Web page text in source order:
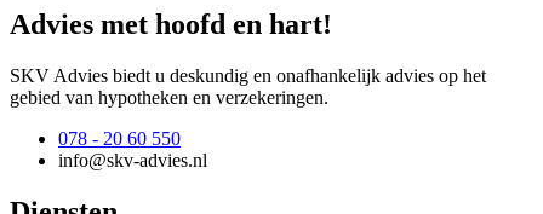
Advies met hoofd en hart!
SKV Advies biedt u deskundig en onafhankelijk advies op het
gebied van hypotheken en verzekeringen.
078 - 20 60 550
info@skv-advies.nl